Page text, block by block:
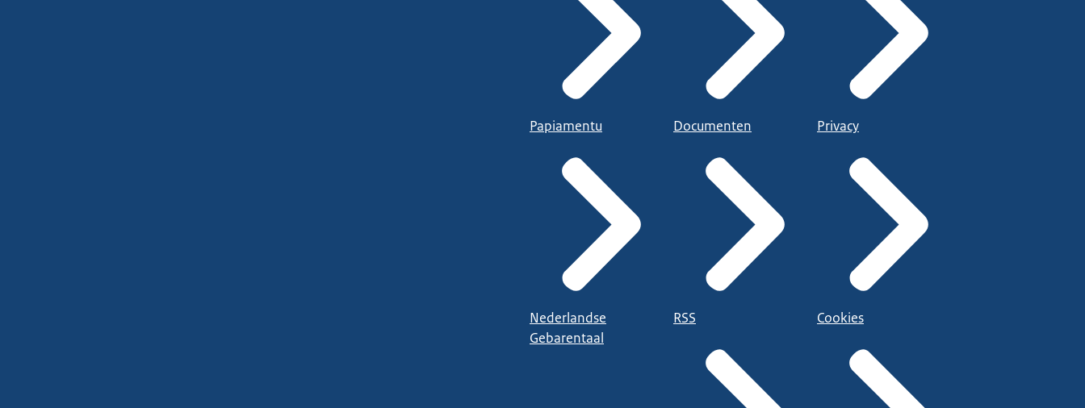
Papiamentu
Nederlandse
Gebarentaal
Documenten
RSS
Privacy
Cookies